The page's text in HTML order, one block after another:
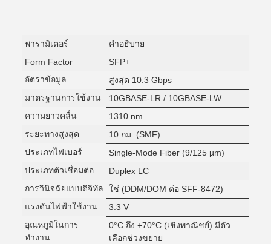
พารามิเตอร์
คำอธิบาย
Form Factor
SFP+
อัตราข้อมูล
สูงสุด 10.3 Gbps
มาตรฐานการใช้งาน
10GBASE-LR / 10GBASE-LW
ความยาวคลื่น
1310 nm
ระยะทางสูงสุด
10 กม. (SMF)
ประเภทไฟเบอร์
Single-Mode Fiber (9/125 µm)
ประเภทตัวเชื่อมต่อ
Duplex LC
การวินิจฉัยแบบดิจิทัล
ใช่ (DDM/DOM ต่อ SFF-8472)
แรงดันไฟฟ้าใช้งาน
3.3 V
อุณหภูมิในการ
ทำงาน
0°C ถึง +70°C (เชิงพาณิชย์) มีตัว
เลือกช่วงขยาย